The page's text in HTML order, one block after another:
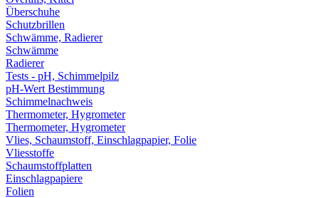
Überschuhe
Schutzbrillen
Schwämme, Radierer
Schwämme
Radierer
Tests - pH, Schimmelpilz
pH-Wert Bestimmung
Schimmelnachweis
Thermometer, Hygrometer
Thermometer, Hygrometer
Vlies, Schaumstoff, Einschlagpapier, Folie
Vliesstoffe
Schaumstoffplatten
Einschlagpapiere
Folien